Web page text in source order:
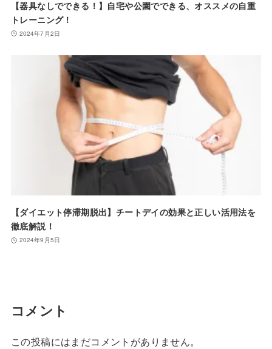
【器具なしでできる！】自宅や公園でできる、オススメの自重
トレーニング！
2024年7月2日
【ダイエット停滞期脱出】チートデイの効果と正しい活用法を
徹底解説！
2024年9月5日
コメント
この投稿にはまだコメントがありません。